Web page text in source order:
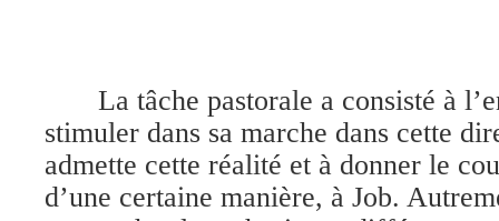
La tâche pastorale a consisté à
stimuler dans sa marche dans cette
admette cette réalité et à donner le
d’une certaine manière, à Job.